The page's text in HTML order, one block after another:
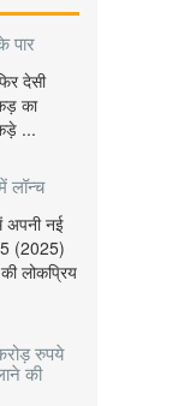
पार
देसी
का
...
लॉन्च
अपनी नई
(2025)
लोकप्रिय
रुपये
की